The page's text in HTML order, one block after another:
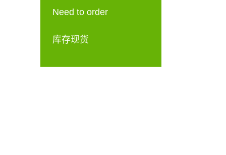
Need to order
库存现货